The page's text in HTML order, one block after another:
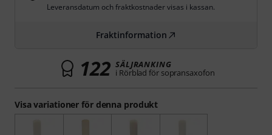
Visa variationer för denna produkt
Leveransdatum och fraktkostnader visas i kassan.
Fraktinformation
122 SÄLJRANKING
i Rörblad för sopransaxofon